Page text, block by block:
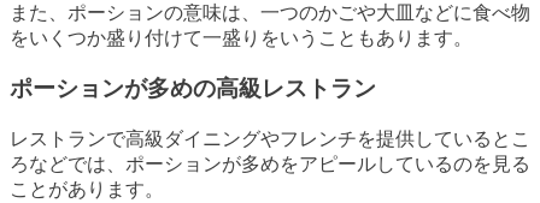
また、ポーションの意味は、一つのかごや大皿などに食べ物
をいくつか盛り付けて一盛りをいうこともあります。
ポーションが多めの高級レストラン
レストランで高級ダイニングやフレンチを提供しているとこ
ろなどでは、ポーションが多めをアピールしているのを見る
ことがあります。